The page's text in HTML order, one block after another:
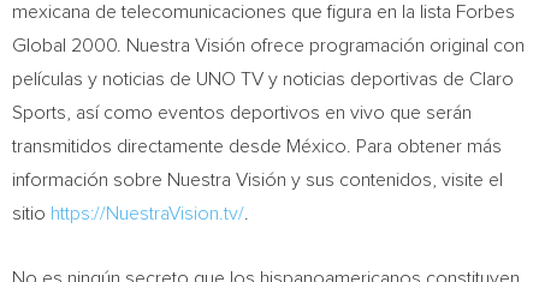
mexicana de telecomunicaciones que figura en la lista Forbes
Global 2000. Nuestra Visión ofrece programación original con
películas y noticias de UNO TV y noticias deportivas de Claro
Sports, así como eventos deportivos en vivo que serán
transmitidos directamente desde México. Para obtener más
información sobre Nuestra Visión y sus contenidos, visite el
sitio https://NuestraVision.tv/